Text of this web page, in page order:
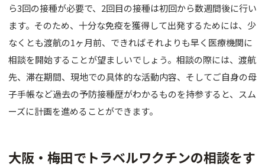
ら3回の接種が必要で、2回目の接種は初回から数週間後に行い
ます。そのため、十分な免疫を獲得して出発するためには、少
なくとも渡航の1ヶ月前、できればそれよりも早く医療機関に
相談を開始することが望ましいでしょう。相談の際には、渡航
先、滞在期間、現地での具体的な活動内容、そしてご自身の母
子手帳など過去の予防接種歴がわかるものを持参すると、スム
ーズに計画を進めることができます。
大阪・梅田でトラベルワクチンの相談をす